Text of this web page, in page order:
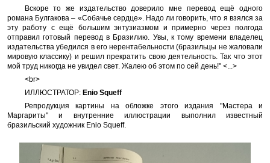
Вскоре то же издательство доверило мне перевод ещё одного
романа Булгакова – «Собачье сердце». Надо ли говорить, что я взялся за
эту работу с ещё большим энтузиазмом и примерно через полгода
отправил готовый перевод в Бразилию. Увы, к тому времени владелец
издательства убедился в его нерентабельности (бразильцы не жаловали
мировую классику) и решил прекратить свою деятельность. Так что этот
мой труд никогда не увидел свет. Жалею об этом по сей день!" <...>
<br>
ИЛЛЮСТРАТОР: Enio Squeff
Репродукция картины на обложке этого издания "Мастера и
Маргариты" и внутренние иллюстрации выполнил известный
бразильский художник Enio Squeff.